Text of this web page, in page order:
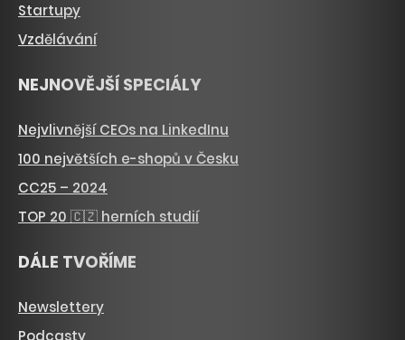
Startupy
Vzdělávání
NEJNOVĚJŠÍ SPECIÁLY
Nejvlivnější CEOs na LinkedInu
100 největších e-shopů v Česku
CC25 – 2024
TOP 20 🇨🇿 herních studií
DÁLE TVOŘÍME
Newslettery